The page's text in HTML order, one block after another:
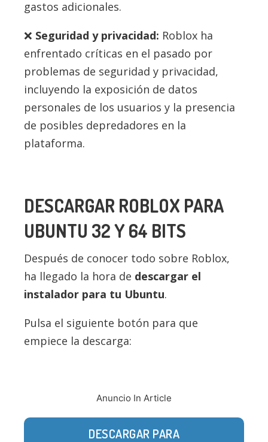
gastos adicionales.
Seguridad y privacidad: Roblox ha
enfrentado críticas en el pasado por
problemas de seguridad y privacidad,
incluyendo la exposición de datos
personales de los usuarios y la presencia
de posibles depredadores en la
plataforma.
DESCARGAR ROBLOX PARA
UBUNTU 32 Y 64 BITS
Después de conocer todo sobre Roblox,
ha llegado la hora de descargar el
instalador para tu Ubuntu.
Pulsa el siguiente botón para que
empiece la descarga:
Anuncio In Article
DESCARGAR PARA